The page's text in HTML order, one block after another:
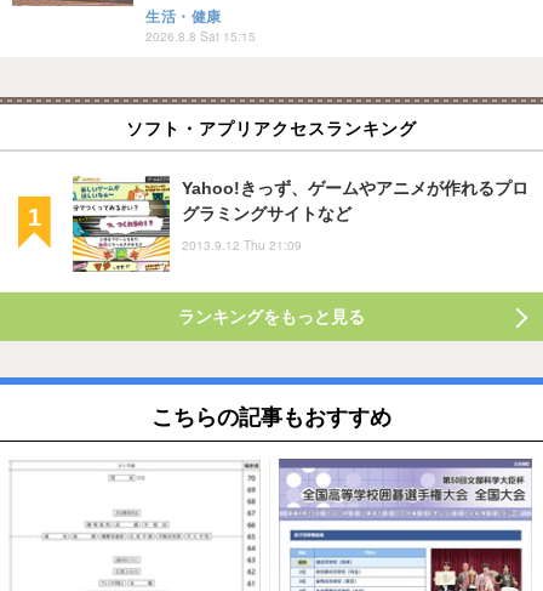
生活・健康
2026.8.8 Sat 15:15
ソフト・アプリアクセスランキング
Yahoo!きっず、ゲームやアニメが作れるプロ
グラミングサイトなど
2013.9.12 Thu 21:09
ランキングをもっと見る
こちらの記事もおすすめ